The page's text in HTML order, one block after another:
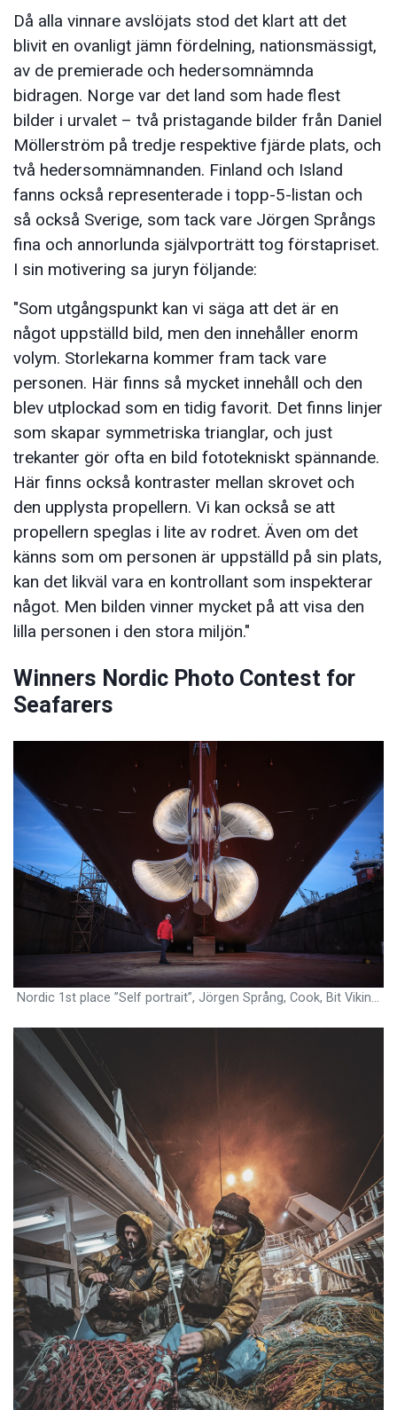
Då alla vinnare avslöjats stod det klart att det
blivit en ovanligt jämn fördelning, nationsmässigt,
av de premierade och hedersomnämnda
bidragen. Norge var det land som hade flest
bilder i urvalet – två pristagande bilder från Daniel
Möllerström på tredje respektive fjärde plats, och
två hedersomnämnanden. Finland och Island
fanns också representerade i topp-5-listan och
så också Sverige, som tack vare Jörgen Språngs
fina och annorlunda självporträtt tog förstapriset.
I sin motivering sa juryn följande:
"Som utgångspunkt kan vi säga att det är en
något uppställd bild, men den innehåller enorm
volym. Storlekarna kommer fram tack vare
personen. Här finns så mycket innehåll och den
blev utplockad som en tidig favorit. Det finns linjer
som skapar symmetriska trianglar, och just
trekanter gör ofta en bild fototekniskt spännande.
Här finns också kontraster mellan skrovet och
den upplysta propellern. Vi kan också se att
propellern speglas i lite av rodret. Även om det
känns som om personen är uppställd på sin plats,
kan det likväl vara en kontrollant som inspekterar
något. Men bilden vinner mycket på att visa den
lilla personen i den stora miljön."
Winners Nordic Photo Contest for
Seafarers
Nordic 1st place ”Self portrait”, Jörgen Språng, Cook, Bit Viking, Sweden